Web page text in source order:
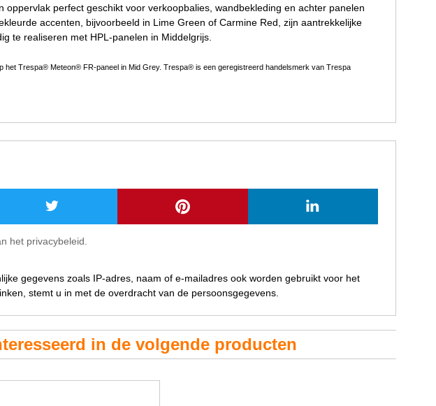
perfect geschikt voor verkoopbalies, wandbekleding en achter panelen
accenten, bijvoorbeeld in Lime Green of Carmine Red, zijn aantrekkelijke
te realiseren met HPL-panelen in Middelgrijs.
Trespa® Meteon® FR-paneel in Mid Grey. Trespa® is een geregistreerd handelsmerk van Trespa
het privacybeleid.
gegevens zoals IP-adres, naam of e-mailadres ook worden gebruikt voor het
stemt u in met de overdracht van de persoonsgegevens.
in de volgende producten